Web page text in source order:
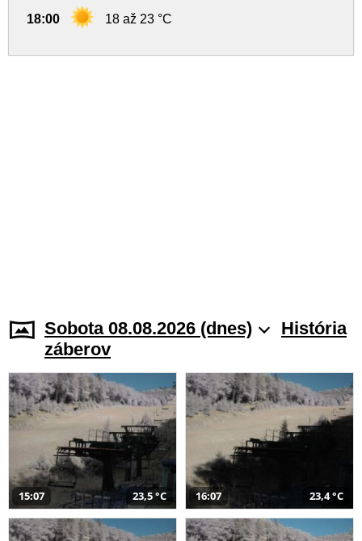
18:00 18 až 23 °C
Sobota 08.08.2026 (dnes)
História
záberov
15:07 23,5 °C 16:07 23,4 °C